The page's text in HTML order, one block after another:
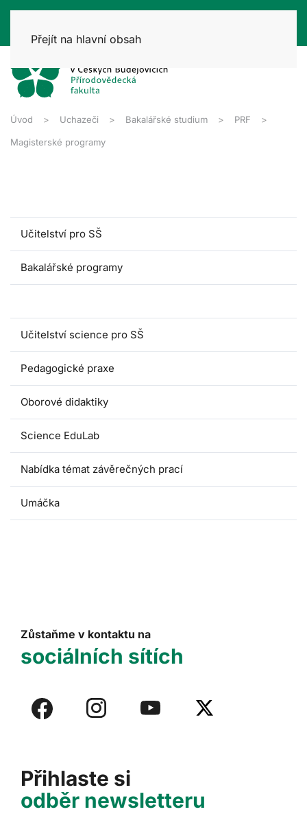
Přejít na hlavní obsah
Úvod Uchazeči Bakalářské studium PRF
Magisterské programy
Učitelství pro SŠ
Bakalářské programy
Učitelství science pro SŠ
Pedagogické praxe
Oborové didaktiky
Science EduLab
Nabídka témat závěrečných prací
Umáčka
Přihlaste si
odběr newsletteru
Zůstaňme v kontaktu na
sociálních sítích